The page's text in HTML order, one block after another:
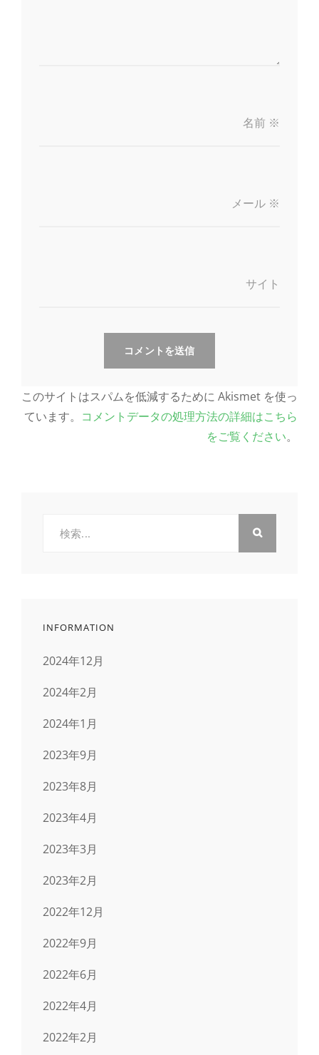
名前 ※
メール ※
サイト
このサイトはスパムを低減するために Akismet を使っ
ています。 コメントデータの処理方法の詳細はこちら
をご覧ください。
INFORMATION
2024年12月
2024年2月
2024年1月
2023年9月
2023年8月
2023年4月
2023年3月
2023年2月
2022年12月
2022年9月
2022年6月
2022年4月
2022年2月